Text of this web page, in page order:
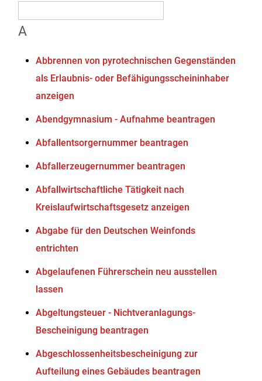
A
Abbrennen von pyrotechnischen Gegenständen
als Erlaubnis- oder Befähigungsscheininhaber
anzeigen
Abendgymnasium - Aufnahme beantragen
Abfallentsorgernummer beantragen
Abfallerzeugernummer beantragen
Abfallwirtschaftliche Tätigkeit nach
Kreislaufwirtschaftsgesetz anzeigen
Abgabe für den Deutschen Weinfonds
entrichten
Abgelaufenen Führerschein neu ausstellen
lassen
Abgeltungsteuer - Nichtveranlagungs-
Bescheinigung beantragen
Abgeschlossenheitsbescheinigung zur
Aufteilung eines Gebäudes beantragen